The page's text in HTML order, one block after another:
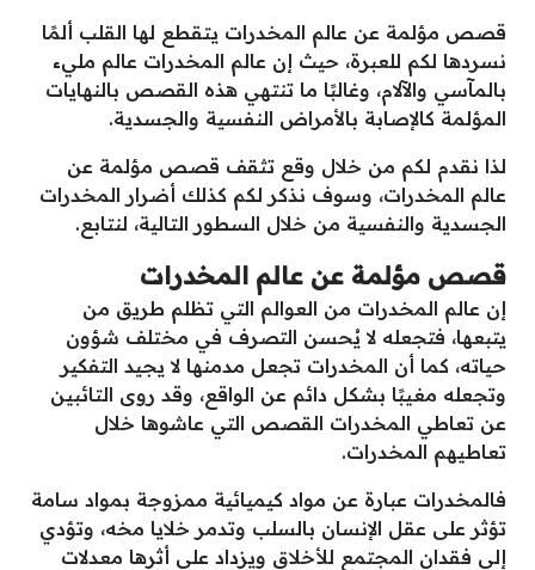
قصص مؤلمة عن عالم المخدرات يتقطع لها القلب ألمًا
نسردها لكم للعبرة، حيث إن عالم المخدرات عالم مليء
بالمآسي والآلام، وغالبًا ما تنتهي هذه القصص بالنهايات
المؤلمة كالإصابة بالأمراض النفسية والجسدية.
لذا نقدم لكم من خلال وقع تثقف قصص مؤلمة عن
عالم المخدرات، وسوف نذكر لكم كذلك أضرار المخدرات
الجسدية والنفسية من خلال السطور التالية، لنتابع.
قصص مؤلمة عن عالم المخدرات
إن عالم المخدرات من العوالم التي تظلم طريق من
يتبعها، فتجعله لا يُحسن التصرف في مختلف شؤون
حياته، كما أن المخدرات تجعل مدمنها لا يجيد التفكير
وتجعله مغيبًا بشكل دائم عن الواقع، وقد روى التائبين
عن تعاطي المخدرات القصص التي عاشوها خلال
تعاطيهم المخدرات.
فالمخدرات عبارة عن مواد كيميائية ممزوجة بمواد سامة
تؤثر على عقل الإنسان بالسلب وتدمر خلايا مخه، وتؤدي
إلى فقدان المجتمع للأخلاق ويزداد على أثرها معدلات